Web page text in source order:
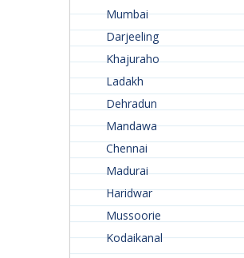
Mumbai
Darjeeling
Khajuraho
Ladakh
Dehradun
Mandawa
Chennai
Madurai
Haridwar
Mussoorie
Kodaikanal